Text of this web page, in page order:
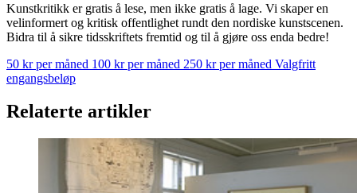
Kunstkritikk er gratis å lese, men ikke gratis å lage. Vi skaper en
velinformert og kritisk offentlighet rundt den nordiske kunstscenen.
Bidra til å sikre tidsskriftets fremtid og til å gjøre oss enda bedre!
50 kr per måned 100 kr per måned 250 kr per måned Valgfritt
engangsbeløp
Relaterte artikler